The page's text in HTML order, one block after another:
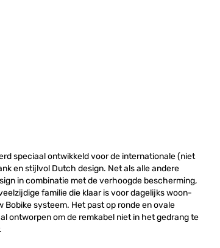
speciaal ontwikkeld voor de internationale (niet
en stijlvol Dutch design. Net als alle andere
in combinatie met de verhoogde bescherming,
familie die klaar is voor dagelijks woon-
systeem. Het past op ronde en ovale
ontworpen om de remkabel niet in het gedrang te